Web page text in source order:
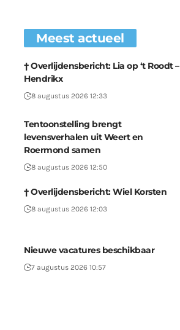
Meest actueel
† Overlijdensbericht: Lia op ‘t Roodt –
Hendrikx
8 augustus 2026 12:33
Tentoonstelling brengt
levensverhalen uit Weert en
Roermond samen
8 augustus 2026 12:50
† Overlijdensbericht: Wiel Korsten
8 augustus 2026 12:03
Nieuwe vacatures beschikbaar
7 augustus 2026 10:57